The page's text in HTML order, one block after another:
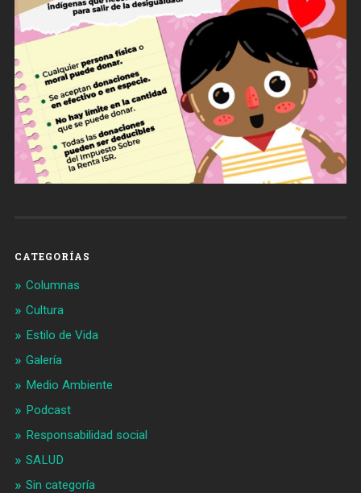
CATEGORÍAS
Columnas
Cultura
Estilo de Vida
Galería
Medio Ambiente
Podcast
Responsabilidad social
SALUD
Sin categoría